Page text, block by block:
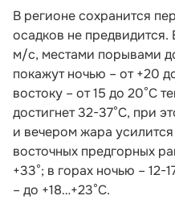
В регионе сохранится
осадков не предвидится.
м/с, местами порывами
покажут ночью – от +20
востоку – от 15 до 20°С
достигнет 32-37°С, при
и вечером жара
восточных предгорных
+33°; в горах ночью – 12-
– до +18…+23°С.